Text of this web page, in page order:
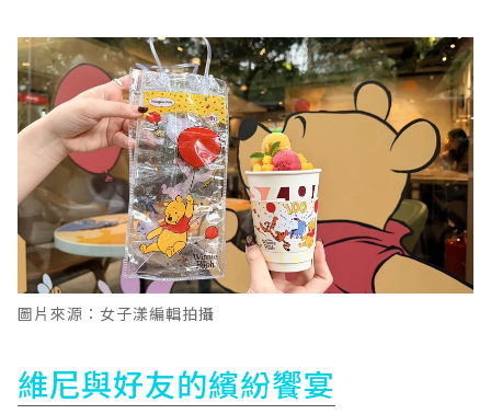
圖片來源：女子漾編輯拍攝
維尼與好友的繽紛饗宴